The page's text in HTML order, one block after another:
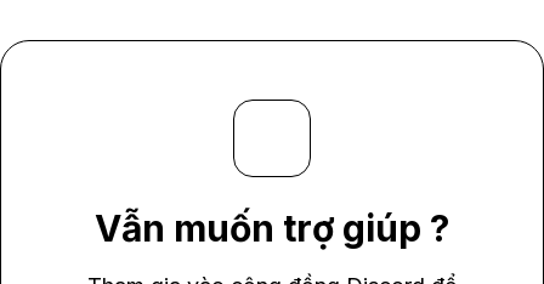
Vẫn muốn trợ giúp ?